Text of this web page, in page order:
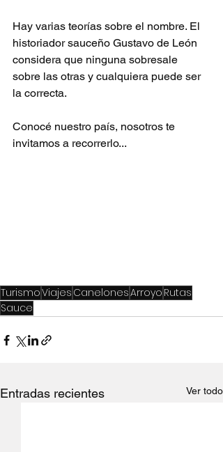
Hay varias teorías sobre el nombre. El
historiador sauceño Gustavo de León
considera que ninguna sobresale
sobre las otras y cualquiera puede ser
la correcta.
Conocé nuestro país, nosotros te
invitamos a recorrerlo...
TurismoViajes CanelonesArroyo Rutas
Sauce
Entradas recientes Ver todo